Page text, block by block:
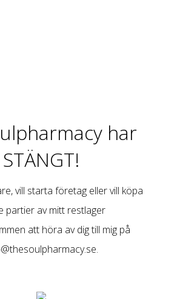
har
STÄNGT!
vill starta företag eller vill köpa
partier av mitt restlager
att höra av dig till mig på
.